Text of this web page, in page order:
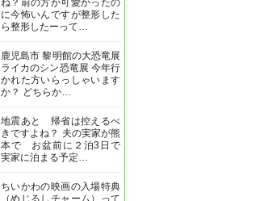
ね？前の方が可愛かったの
に今怖いんですが整形した
ら整形したーって…
鹿児島市 黎明館の大恐竜展
ライカのシン恐竜展 今年行
かれた方いらっしゃいます
か？ どちらか…
地震あと 帰省は控えるべ
きですよね？ 夫の実家が熊
本で お盆前に２泊3日で
実家に泊まる予定…
ちいかわの映画の入場特典
（めじるしチャーム）って